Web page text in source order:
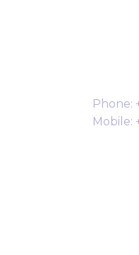
Phone:
Mobile: